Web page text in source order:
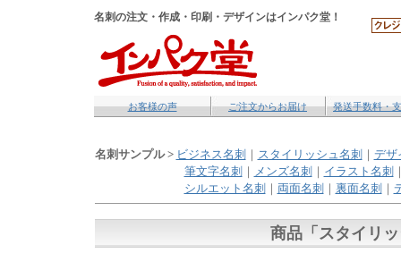
名刺の注文・作成・印刷・デザインはインパク堂！
お客様の声 ご注文からお届け 発送手数料・
名刺サンプル > ビジネス名刺 スタイリッシュ名刺
デザ
筆文字名刺
メンズ名刺 イラスト名刺
シルエット名刺
両面名刺 裏面名刺
商品「 スタイリ